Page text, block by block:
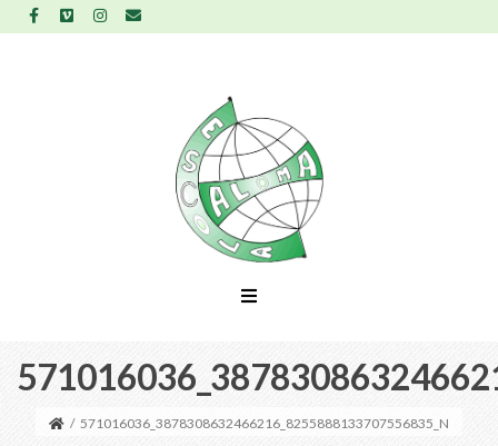
/ 571016036_3878308632466216_8255888133707556835_N